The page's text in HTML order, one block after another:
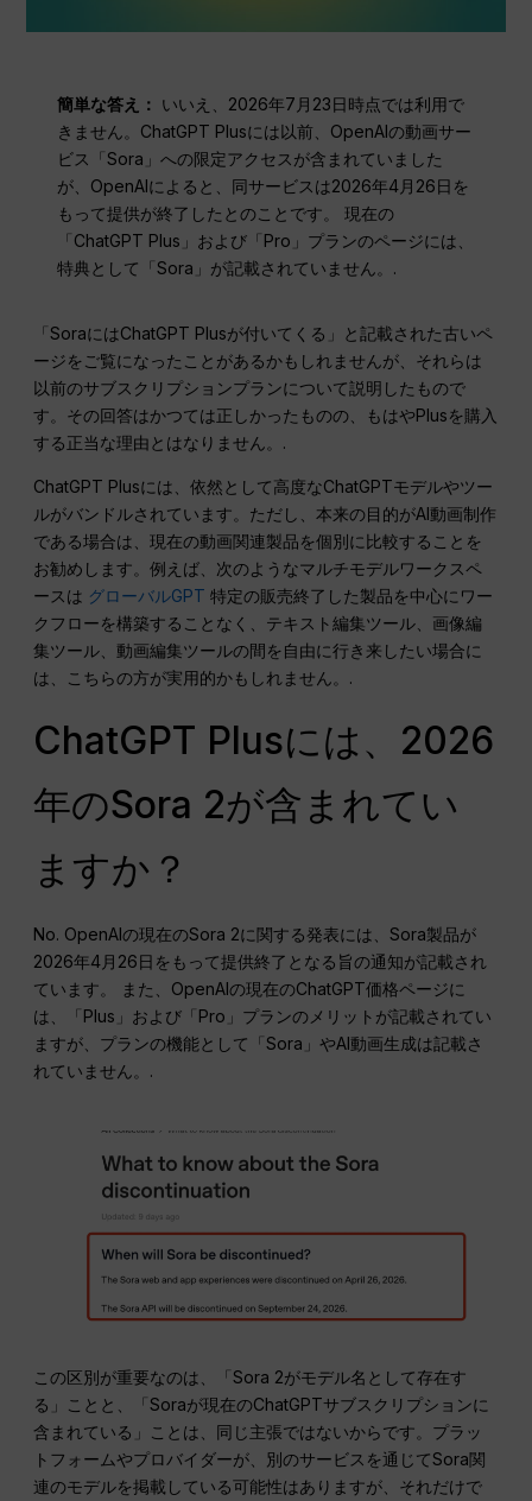
簡単な答え： いいえ、2026年7月23日時点では利用で
きません。ChatGPT Plusには以前、OpenAIの動画サー
ビス「Sora」への限定アクセスが含まれていました
が、OpenAIによると、同サービスは2026年4月26日を
もって提供が終了したとのことです。 現在の
「ChatGPT Plus」および「Pro」プランのページには、
特典として「Sora」が記載されていません。.
「SoraにはChatGPT Plusが付いてくる」と記載された古いペ
ージをご覧になったことがあるかもしれませんが、それらは
以前のサブスクリプションプランについて説明したもので
す。その回答はかつては正しかったものの、もはやPlusを購入
する正当な理由とはなりません。.
ChatGPT Plusには、依然として高度なChatGPTモデルやツー
ルがバンドルされています。ただし、本来の目的がAI動画制作
である場合は、現在の動画関連製品を個別に比較することを
お勧めします。例えば、次のようなマルチモデルワークスペ
ースは グローバルGPT 特定の販売終了した製品を中心にワー
クフローを構築することなく、テキスト編集ツール、画像編
集ツール、動画編集ツールの間を自由に行き来したい場合に
は、こちらの方が実用的かもしれません。.
ChatGPT Plusには、2026
年のSora 2が含まれてい
ますか？
No. OpenAIの現在のSora 2に関する発表には、Sora製品が
2026年4月26日をもって提供終了となる旨の通知が記載され
ています。 また、OpenAIの現在のChatGPT価格ページに
は、「Plus」および「Pro」プランのメリットが記載されてい
ますが、プランの機能として「Sora」やAI動画生成は記載さ
れていません。.
この区別が重要なのは、「Sora 2がモデル名として存在す
る」ことと、「Soraが現在のChatGPTサブスクリプションに
含まれている」ことは、同じ主張ではないからです。プラッ
トフォームやプロバイダーが、別のサービスを通じてSora関
連のモデルを掲載している可能性はありますが、それだけで